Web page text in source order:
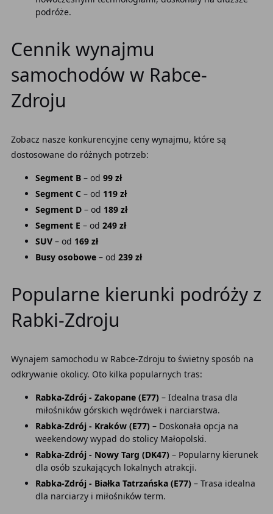
podróże.
Cennik wynajmu
samochodów w Rabce-
Zdroju
Zobacz nasze konkurencyjne ceny wynajmu, które są
dostosowane do różnych potrzeb:
Segment B– od 99 zł
Segment C – od 119 zł
Segment D– od 189 zł
Segment E – od 249 zł
SUV– od 169 zł
Busy osobowe– od 239 zł
Popularne kierunki podróży z
Rabki-Zdroju
Wynajem samochodu w Rabce-Zdroju to świetny sposób na
odkrywanie okolicy. Oto kilka popularnych tras:
Rabka-Zdrój - Zakopane (E77)– Idealna trasa dla
miłośników górskich wędrówek i narciarstwa.
Rabka-Zdrój - Kraków (E77)– Doskonała opcja na
weekendowy wypad do stolicy Małopolski.
Rabka-Zdrój - Nowy Targ (DK47)– Popularny kierunek
dla osób szukających lokalnych atrakcji.
Rabka-Zdrój - Białka Tatrzańska (E77)– Trasa idealna
dla narciarzy i miłośników term.